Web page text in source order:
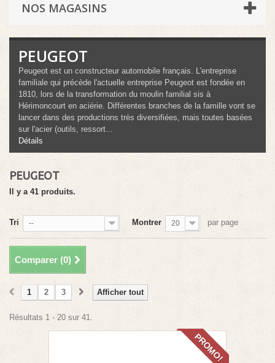
NOS MAGASINS
PEUGEOT
Peugeot est un constructeur automobile français. L'entreprise
familiale qui précède l'actuelle entreprise Peugeot est fondée en
1810, lors de la transformation du moulin familial sis à
Hérimoncourt en aciérie. Différentes branches de la famille vont se
lancer dans des productions très diversifiées, mais toutes basées
sur l'acier (outils, ressort...
Détails
PEUGEOT
Il y a 41 produits.
Tri -- Montrer 20 par page
Comparer (0)
Afficher tout
1 2 3
Résultats 1 - 20 sur 41.
PROMO!